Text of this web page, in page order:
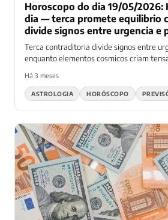
Horoscopo do dia 19/05/2026:
dia — terca promete equilibrio
divide signos entre urgencia e
todos navegam dilema decisivo
Terca contraditoria divide signos entre
enquanto elementos cosmicos criam
Há 3 meses
ASTROLOGIA HORÓSCOPO